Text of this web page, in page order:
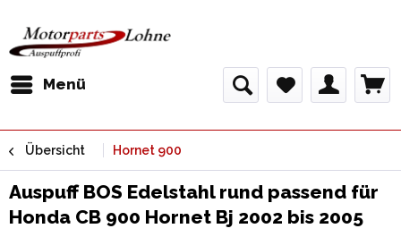
Menü
Übersicht Hornet 900
Auspuff BOS Edelstahl rund passend für
Honda CB 900 Hornet Bj 2002 bis 2005